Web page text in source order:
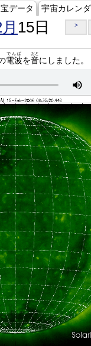
データ 宇宙カレン
15日 >
電波
でんぱ
を音
おと
にしました。